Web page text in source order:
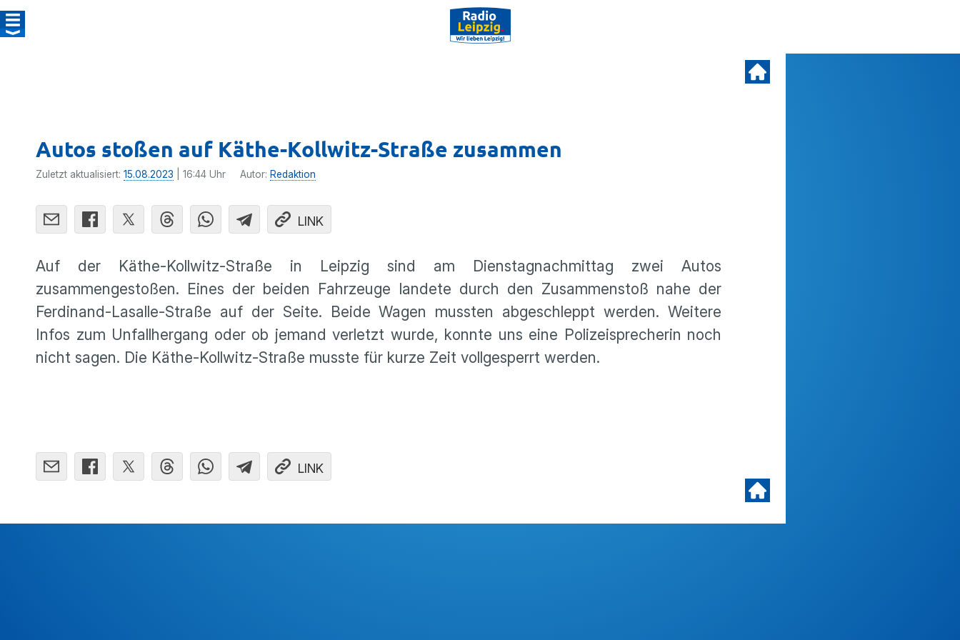
Autos stoßen auf Käthe-Kollwitz-Straße zusammen
Zuletzt aktualisiert: 15.08.2023 | 16:44 Uhr Autor: Redaktion
LINK
Auf der Käthe-Kollwitz-Straße in Leipzig sind am Dienstagnachmittag zwei Autos
zusammengestoßen. Eines der beiden Fahrzeuge landete durch den Zusammenstoß nahe der
Ferdinand-Lasalle-Straße auf der Seite. Beide Wagen mussten abgeschleppt werden. Weitere
Infos zum Unfallhergang oder ob jemand verletzt wurde, konnte uns eine Polizeisprecherin noch
nicht sagen. Die Käthe-Kollwitz-Straße musste für kurze Zeit vollgesperrt werden.
LINK